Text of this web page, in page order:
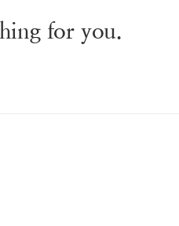
for you.